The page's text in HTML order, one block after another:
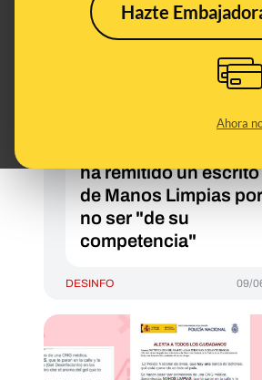
Hazte
Ahora
Qué sabemos sobre si
ha remitido un escrito
de Manos Limpias por
no ser "de su
competencia"
DESINFO 09/